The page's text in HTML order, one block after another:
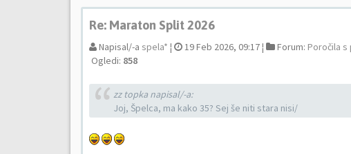
Re: Maraton Split 2026
Napisal/-a spela* ¦ 19 Feb 2026, 09:17 ¦ Forum: Poročila
Ogledi: 858
zz topka napisal/-a:
Joj, Špelca, ma kako 35? Sej še niti stara nisi/